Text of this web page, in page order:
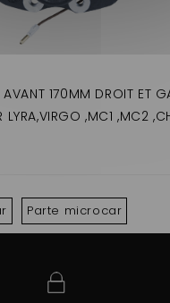
AVANT 170MM DROIT ET
,MC1 ,MC2
Parte microcar